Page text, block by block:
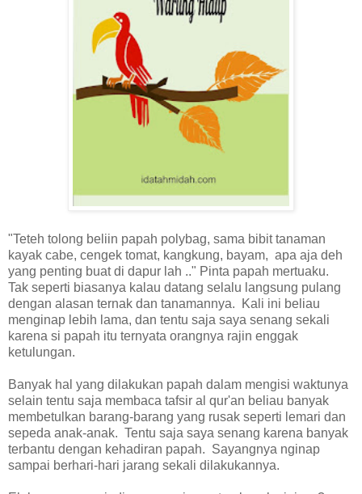
"Teteh tolong beliin papah polybag, sama bibit tanaman
kayak cabe, cengek tomat, kangkung, bayam, apa aja deh
yang penting buat di dapur lah .." Pinta papah mertuaku.
Tak seperti biasanya kalau datang selalu langsung pulang
dengan alasan ternak dan tanamannya. Kali ini beliau
menginap lebih lama, dan tentu saja saya senang sekali
karena si papah itu ternyata orangnya rajin enggak
ketulungan.
Banyak hal yang dilakukan papah dalam mengisi waktunya
selain tentu saja membaca tafsir al qur'an beliau banyak
membetulkan barang-barang yang rusak seperti lemari dan
sepeda anak-anak. Tentu saja saya senang karena banyak
terbantu dengan kehadiran papah. Sayangnya nginap
sampai berhari-hari jarang sekali dilakukannya.